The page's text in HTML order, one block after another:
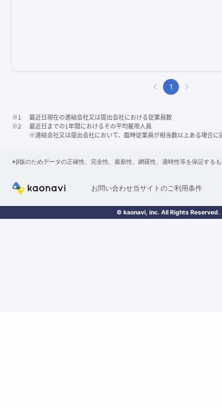
1
※1
最近日現在の連結会社又は提出会社における従業員数
※2
最近日までの1年間におけるその平均雇用人員
※連結会社又は提出会社において、臨時従業員が相当数以上ある場合に
※β版のためデータの正確性、完全性、最新性、網羅性、適時性等を保証する
お問い合わせ当サイトのご利用条件
© kaonavi, inc. All Rights Reserved.